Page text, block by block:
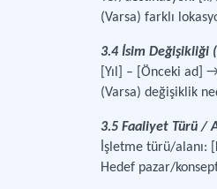
(Varsa) farklı
3.4 İsim Değişikliği
[Yıl] – [Önceki ad]
(Varsa) değişiklik
3.5 Faaliyet Türü /
İşletme türü/alanı:
Hedef pazar/